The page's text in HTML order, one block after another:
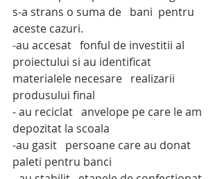
s-a strans o suma de   bani  pentru
aceste cazuri.
-au accesat   fonful de investitii al
proiectului si au identificat
materialele necesare   realizarii
produsului final
- au reciclat   anvelope pe care le am
depozitat la scoala
-au gasit   persoane care au donat
paleti pentru banci